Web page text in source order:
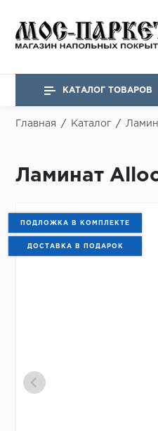
КАТАЛОГ ТОВАРОВ
Главная / Каталог /
Ламинат
ПОДЛОЖКА В КОМПЛЕКТЕ
ДОСТАВКА В ПОДАРОК